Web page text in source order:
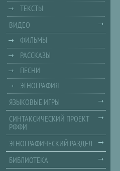
ТЕКСТЫ
ВИДЕО
ФИЛЬМЫ
РАССКАЗЫ
ПЕСНИ
ЭТНОГРАФИЯ
ЯЗЫКОВЫЕ ИГРЫ
СИНТАКСИЧЕСКИЙ ПРОЕКТ
РФФИ
ЭТНОГРАФИЧЕСКИЙ РАЗДЕЛ
БИБЛИОТЕКА